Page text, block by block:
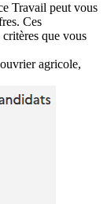
Travail peut vous
Ces
que vous
agricole,